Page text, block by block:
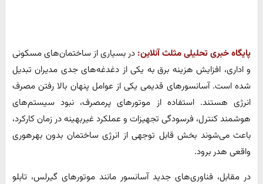
پایگاه خبری تحلیلی مثلث آنلاین: در بسیاری از ساختمان‌های مسکونی
و اداری، افزایش هزینه برق به یکی از دغدغه‌های جدی مدیران تبدیل
شده است. آسانسورهای قدیمی یکی از عوامل پنهان بالا رفتن مصرف
انرژی هستند. استفاده از موتورهای پرمصرف، نبود سیستم‌های
هوشمند کنترل، فرسودگی تجهیزات و عملکرد غیربهینه در زمان کارکرد،
باعث می‌شوند بخش قابل توجهی از انرژی ساختمان بدون بهره‎وری
واقعی هدر برود.
در مقابل، فناوری‌های جدید آسانسور مانند موتورهای گیرلس، تابلو